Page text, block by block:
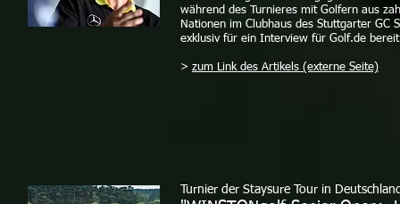
während des Turnieres mit Golfern aus
Nationen im Clubhaus des Stuttgarter GC
exklusiv für ein Interview für Golf.de
> zum Link des Artikels (externe Seite)
Turnier der Staysure Tour in